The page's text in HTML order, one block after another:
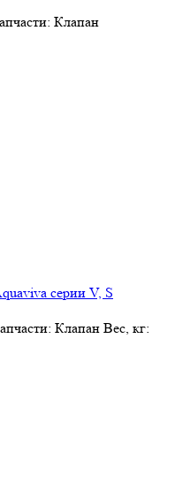
Клапан
серии V, S
Клапан Вес, кг: